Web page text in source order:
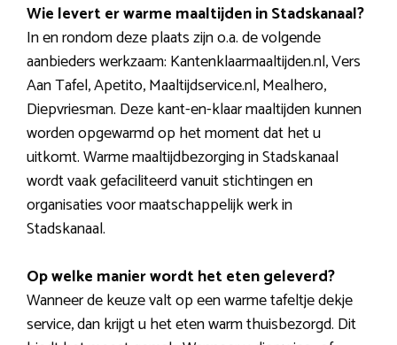
Wie levert er warme maaltijden in Stadskanaal?
In en rondom deze plaats zijn o.a. de volgende
aanbieders werkzaam: Kantenklaarmaaltijden.nl, Vers
Aan Tafel, Apetito, Maaltijdservice.nl, Mealhero,
Diepvriesman. Deze kant-en-klaar maaltijden kunnen
worden opgewarmd op het moment dat het u
uitkomt. Warme maaltijdbezorging in Stadskanaal
wordt vaak gefaciliteerd vanuit stichtingen en
organisaties voor maatschappelijk werk in
Stadskanaal.
Op welke manier wordt het eten geleverd?
Wanneer de keuze valt op een warme tafeltje dekje
service, dan krijgt u het eten warm thuisbezorgd. Dit